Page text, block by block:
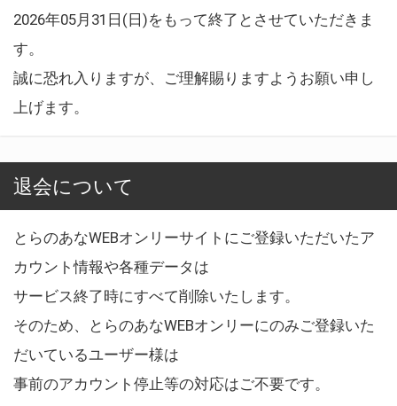
2026年05月31日(日)をもって終了とさせていただきま
す。
誠に恐れ入りますが、ご理解賜りますようお願い申し
上げます。
退会について
とらのあなWEBオンリーサイトにご登録いただいたア
カウント情報や各種データは
サービス終了時にすべて削除いたします。
そのため、とらのあなWEBオンリーにのみご登録いた
だいているユーザー様は
事前のアカウント停止等の対応はご不要です。